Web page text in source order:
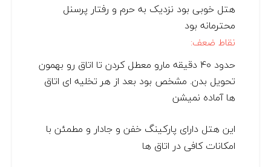
هتل خوبی بود نزدیک به حرم و رفتار پرسنل
محترمانه بود
نقاط ضعف:
حدود 40 دقیقه مارو معطل کردن تا اتاق رو بهمون
تحویل بدن. مشخص بود بعد از هر تخلیه ای اتاق
ها آماده نمیشن
این هتل دارای پارکینگ خفن و جادار و مطمئن با
امکانات کافی در اتاق ها